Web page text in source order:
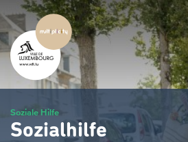
Zum
Hauptinhalt
gehen
Soziale Hilfe
Sozialhilfe